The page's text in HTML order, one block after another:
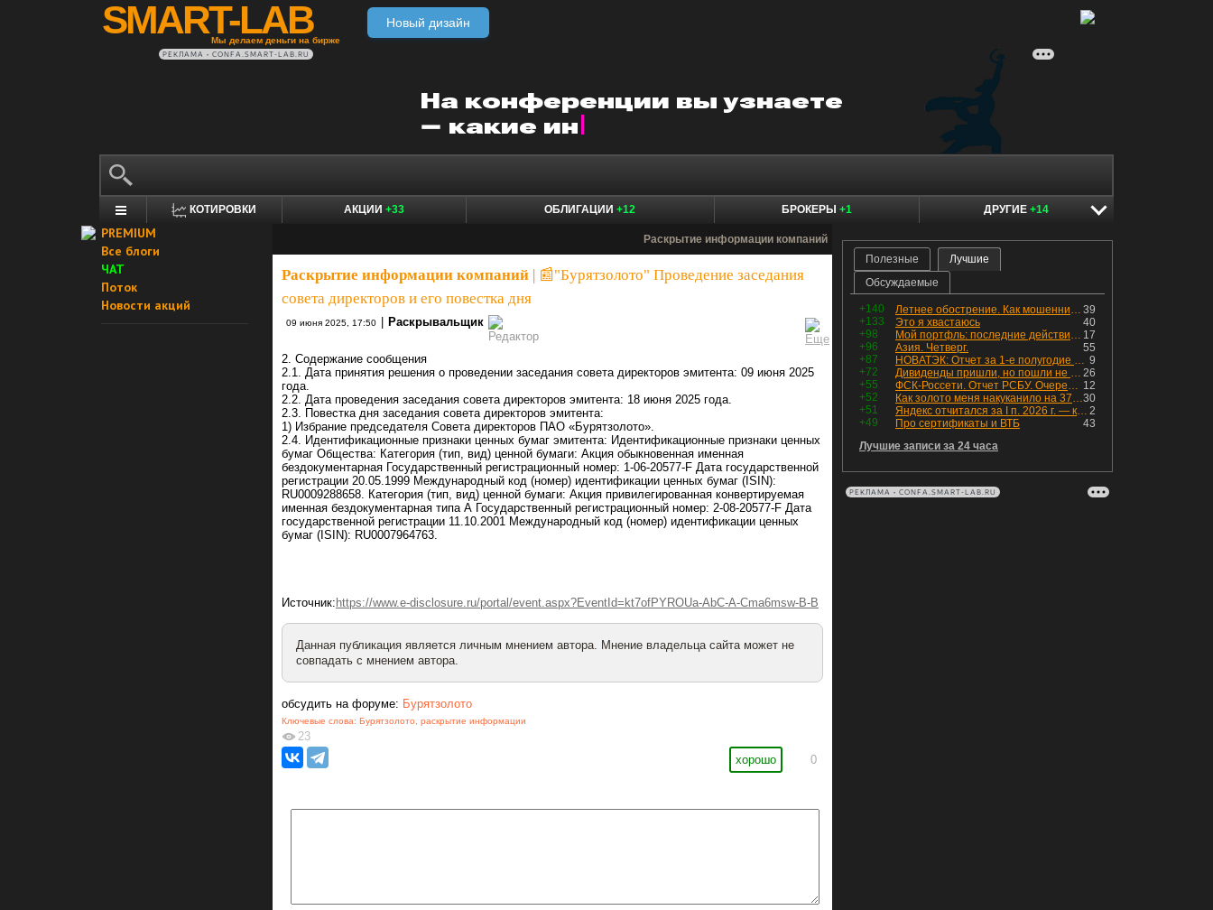
SMART-LAB
Мы делаем деньги на бирже
Новый дизайн
РЕКЛАМА • CONFA.SMART-LAB.RU
КОТИРОВКИ АКЦИИ +33 ОБЛИГАЦИИ +12 БРОКЕРЫ +1 ДРУГИЕ +14
PREMIUM
Все блоги
ЧАТ
Поток
Новости акций
Раскрытие информации компаний
Раскрытие информации компаний
📰"Бурятзолото" Проведение заседания
совета директоров и его повестка дня
09 июня 2025, 17:50 Раскрывальщик
2. Содержание сообщения
2.1. Дата принятия решения о проведении заседания совета директоров эмитента: 09 июня 2025
года.
2.2. Дата проведения заседания совета директоров эмитента: 18 июня 2025 года.
2.3. Повестка дня заседания совета директоров эмитента:
1) Избрание председателя Совета директоров ПАО «Бурятзолото».
2.4. Идентификационные признаки ценных бумаг эмитента: Идентификационные признаки ценных
бумаг Общества: Категория (тип, вид) ценной бумаги: Акция обыкновенная именная
бездокументарная Государственный регистрационный номер: 1-06-20577-F Дата государственной
регистрации 20.05.1999 Международный код (номер) идентификации ценных бумаг (ISIN):
RU0009288658. Категория (тип, вид) ценной бумаги: Акция привилегированная конвертируемая
именная бездокументарная типа А Государственный регистрационный номер: 2-08-20577-F Дата
государственной регистрации 11.10.2001 Международный код (номер) идентификации ценных
бумаг (ISIN): RU0007964763.
Источник: https://www.e-disclosure.ru/portal/event.aspx?EventId=kt7ofPYROUa-AbC-A-Cma6msw-B-B
Данная публикация является личным мнением автора. Мнение владельца сайта может не
совпадать с мнением автора.
обсудить на форуме: Бурятзолото
Ключевые слова: Бурятзолото, раскрытие информации
23
хорошо
0
Полезные
Лучшие
Обсуждаемые
+140 39
Летнее обострение. Как мошенники пытаются подсунуть кнопку "БАБЛО" девушкам
+133
40
Это я хвастаюсь
+98
17
Мой портфль: последние действия и текущая структура. Краткий комментарий по всем позициям
+96
55
Азия. Четверг.
+87
9
НОВАТЭК: Отчет за 1-е полугодие 2026 - прибыль продолжает падать, но лучшее впереди, если не прилетит
+72
26
Дивиденды пришли, но пошли не туда
+55
12
ФСК-Россети. Отчет РСБУ. Очередная допка - бомбовые новости в эфире
+52
30
Как золото меня накуканило на 370к за ночь
+51
2
Яндекс отчитался за I п. 2026 г. — компания увеличила инвестиции и долг. Buyback начал работать, продали Авто.Ру.
+49
43
Про сертификаты и ВТБ
Лучшие записи за 24 часа
РЕКЛАМА • CONFA.SMART-LAB.RU